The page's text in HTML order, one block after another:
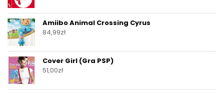
Amiibo Animal Crossing Cyrus
84,99zł
Cover Girl (Gra PSP)
51,00zł